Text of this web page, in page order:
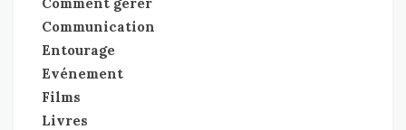
Communication
Entourage
Evénement
Films
Livres